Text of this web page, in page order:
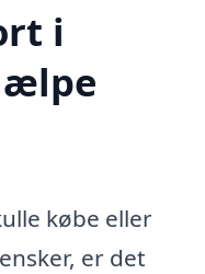
i
købe eller
er det